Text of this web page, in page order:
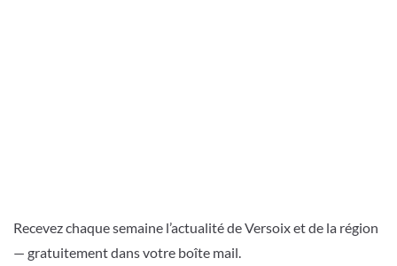
Recevez chaque semaine l’actualité de Versoix et de la région
— gratuitement dans votre boîte mail.